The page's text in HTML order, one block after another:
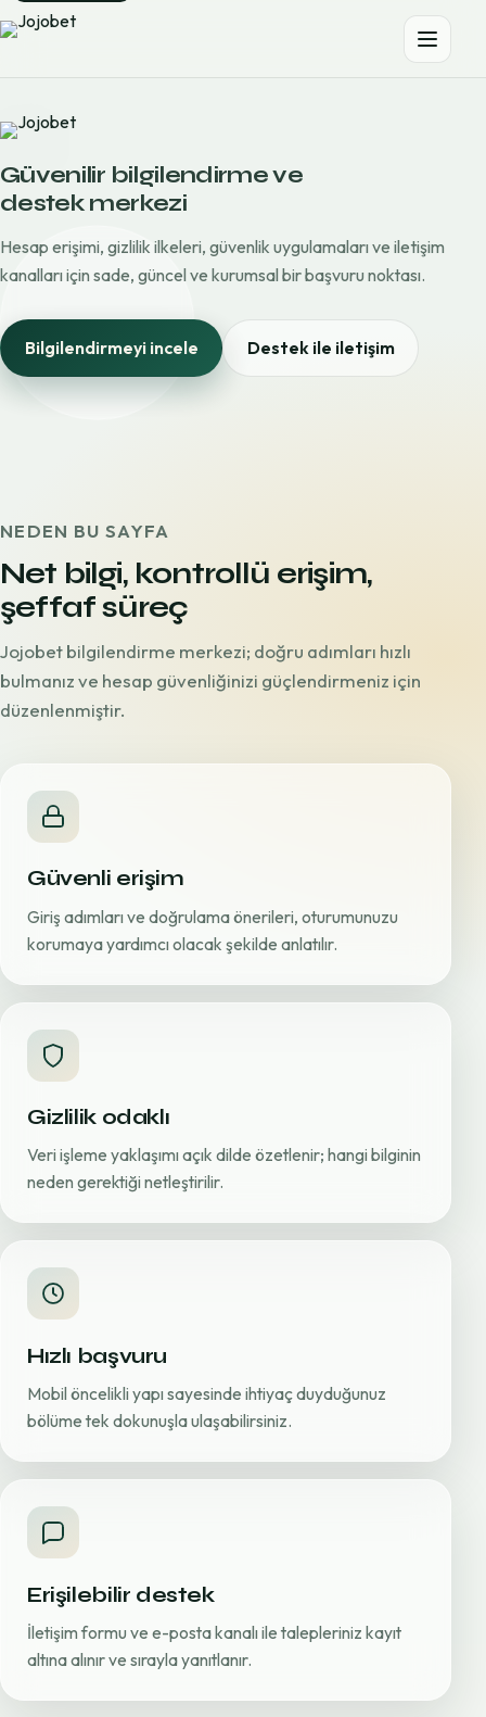
Güvenilir bilgilendirme ve
destek merkezi
Hesap erişimi, gizlilik ilkeleri, güvenlik uygulamaları ve iletişim
kanalları için sade, güncel ve kurumsal bir başvuru noktası.
Bilgilendirmeyi incele Destek ile iletişim
NEDEN BU SAYFA
Net bilgi, kontrollü erişim,
şeffaf süreç
Jojobet bilgilendirme merkezi; doğru adımları hızlı
bulmanız ve hesap güvenliğinizi güçlendirmeniz için
düzenlenmiştir.
Güvenli erişim
Giriş adımları ve doğrulama önerileri, oturumunuzu
korumaya yardımcı olacak şekilde anlatılır.
Gizlilik odaklı
Veri işleme yaklaşımı açık dilde özetlenir; hangi bilginin
neden gerektiği netleştirilir.
Hızlı başvuru
Mobil öncelikli yapı sayesinde ihtiyaç duyduğunuz
bölüme tek dokunuşla ulaşabilirsiniz.
Erişilebilir destek
İletişim formu ve e-posta kanalı ile talepleriniz kayıt
altına alınır ve sırayla yanıtlanır.